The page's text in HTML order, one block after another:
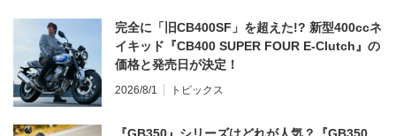
完全に「旧CB400SF」を超えた!? 新型400ccネ
イキッド『CB400 SUPER FOUR E-Clutch』の
価格と発売日が決定！
2026/8/1 トピックス
『GB350』シリーズはどれが人気？『GB350